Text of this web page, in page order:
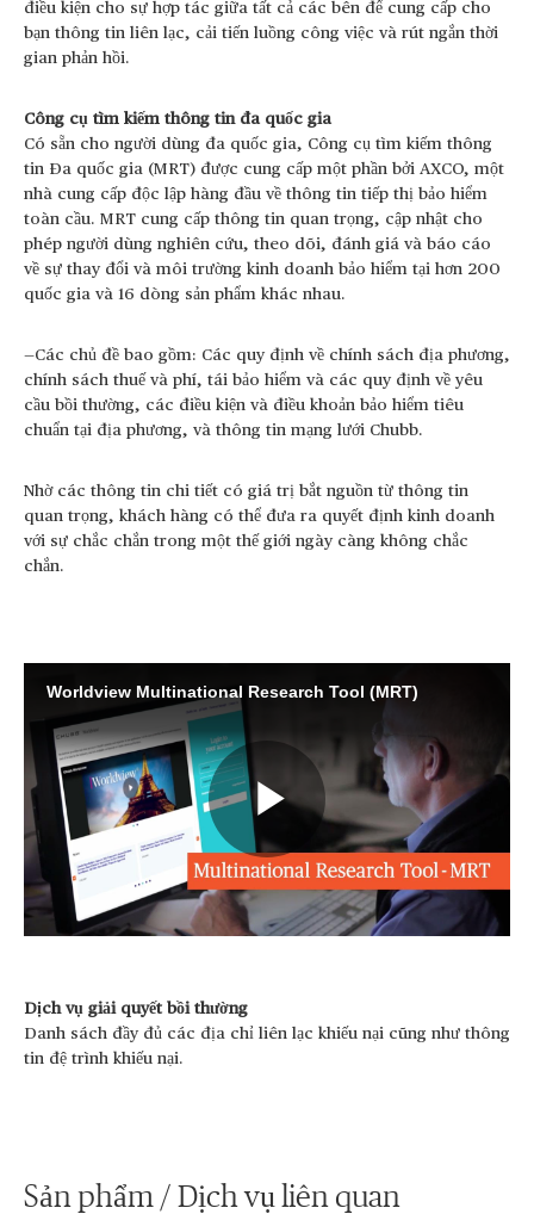
điều kiện cho sự hợp tác giữa tất cả các bên để cung cấp cho
bạn thông tin liên lạc, cải tiến luồng công việc và rút ngắn thời
gian phản hồi.
Công cụ tìm kiếm thông tin đa quốc gia
Có sẵn cho người dùng đa quốc gia, Công cụ tìm kiếm thông
tin Đa quốc gia (MRT) được cung cấp một phần bởi AXCO, một
nhà cung cấp độc lập hàng đầu về thông tin tiếp thị bảo hiểm
toàn cầu. MRT cung cấp thông tin quan trọng, cập nhật cho
phép người dùng nghiên cứu, theo dõi, đánh giá và báo cáo
về sự thay đổi và môi trường kinh doanh bảo hiểm tại hơn 200
quốc gia và 16 dòng sản phẩm khác nhau.
—Các chủ đề bao gồm: Các quy định về chính sách địa phương,
chính sách thuế và phí, tái bảo hiểm và các quy định về yêu
cầu bồi thường, các điều kiện và điều khoản bảo hiểm tiêu
chuẩn tại địa phương, và thông tin mạng lưới Chubb.
Nhờ các thông tin chi tiết có giá trị bắt nguồn từ thông tin
quan trọng, khách hàng có thể đưa ra quyết định kinh doanh
với sự chắc chắn trong một thế giới ngày càng không chắc
chắn.
Worldview Multinational Research Tool (MRT)
Play
Dịch vụ giải quyết bồi thường
Danh sách đầy đủ các địa chỉ liên lạc khiếu nại cũng như thông
tin đệ trình khiếu nại.
Sản phẩm / Dịch vụ liên quan